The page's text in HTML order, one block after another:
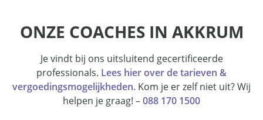
ONZE COACHES IN AKKRUM
Je vindt bij ons uitsluitend gecertificeerde
professionals. Lees hier over de tarieven &
vergoedingsmogelijkheden. Kom je er zelf niet uit? Wij
helpen je graag! –088 170 1500